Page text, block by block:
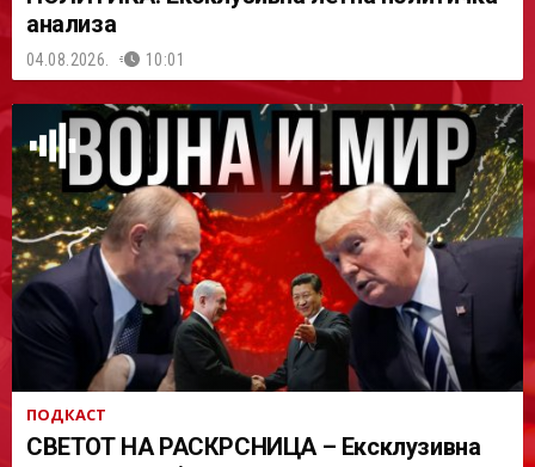
анализа
04.08.2026. 10:01
ПОДКАСТ
СВЕТОТ НА РАСКРСНИЦА – Ексклузивна